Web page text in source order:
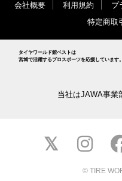
会社概要 利用規約 プ
特定商取
タイヤワールド館ベストは
宮城で活躍するプロスポーツを応援しています。
当社はJAWA事業
© TIRE